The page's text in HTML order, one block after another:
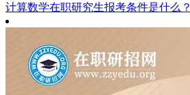
计算数学在职研究生报考条件是什么？